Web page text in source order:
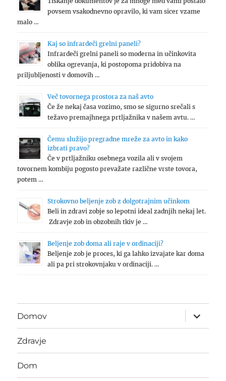
povsem vsakodnevno opravilo, ki vam sicer vzame
malo …
Kaj so infrardeči grelni paneli?
Infrardeči grelni paneli so moderna in učinkovita
oblika ogrevanja, ki postopoma pridobiva na
priljubljenosti v domovih …
Več tovornega prostora za naš avto
Če že nekaj časa vozimo, smo se sigurno srečali s
težavo premajhnega prtljažnika v našem avtu. …
Čemu služijo pregradne mreže za avto in kako
izbrati pravo?
Če v prtljažniku osebnega vozila ali v svojem
tovornem kombiju pogosto prevažate različne vrste tovora,
potem …
Strokovno beljenje zob z dolgotrajnim učinkom
Beli in zdravi zobje so lepotni ideal zadnjih nekaj let.
Zdravje zob in obzobnih tkiv je …
Beljenje zob doma ali raje v ordinaciji?
Beljenje zob je proces, ki ga lahko izvajate kar doma
ali pa pri strokovnjaku v ordinaciji. …
Domov
expand
child
menu
Zdravje
Dom